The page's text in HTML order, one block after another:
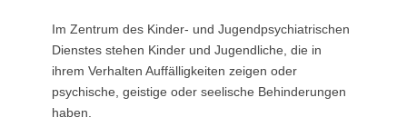
Im Zentrum des Kinder- und Jugendpsychiatrischen
Dienstes stehen Kinder und Jugendliche, die in
ihrem Verhalten Auffälligkeiten zeigen oder
psychische, geistige oder seelische Behinderungen
haben.